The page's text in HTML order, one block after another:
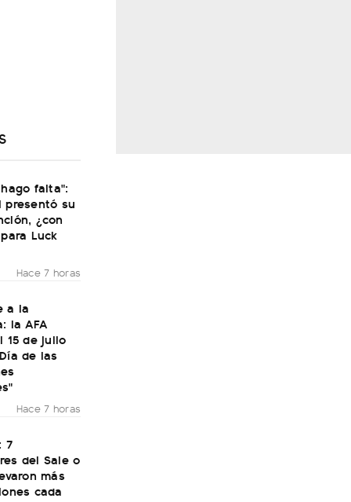
falta":
presentó su
¿con
Luck
Hace 7 horas
a la
la AFA
15 de julio
de las
Hace 7 horas
7
del Sale o
más
cada